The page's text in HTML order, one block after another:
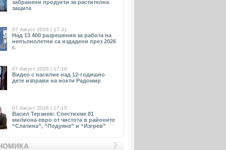
забранени продукти за растителна
защита
07 Август 2026 | 17:31
Над 13 400 разрешения за работа на
непълнолетни са издадени през 2026
г.
07 Август 2026 | 17:19
Видео с насилие над 12-годишно
дете изправи на нокти Радомир
07 Август 2026 | 17:15
Васил Терзиев: Спестихме 81
милиона евро от чистота в районите
“Слатина”, “Подуяне” и “Изгрев”